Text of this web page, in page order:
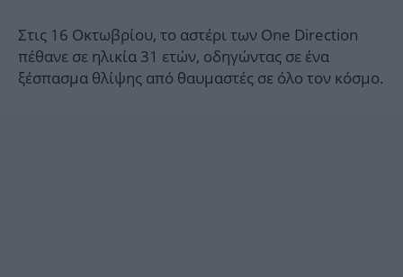
Στις 16 Οκτωβρίου, το αστέρι των One Direction
πέθανε σε ηλικία 31 ετών, οδηγώντας σε ένα
ξέσπασμα θλίψης από θαυμαστές σε όλο τον κόσμο.